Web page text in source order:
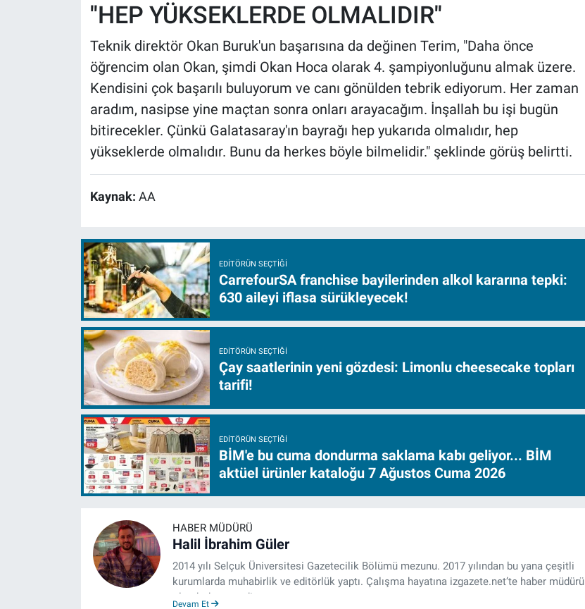
''HEP YÜKSEKLERDE OLMALIDIR''
Teknik direktör Okan Buruk'un başarısına da değinen Terim, "Daha önce
öğrencim olan Okan, şimdi Okan Hoca olarak 4. şampiyonluğunu almak üzere.
Kendisini çok başarılı buluyorum ve canı gönülden tebrik ediyorum. Her zaman
aradım, nasipse yine maçtan sonra onları arayacağım. İnşallah bu işi bugün
bitirecekler. Çünkü Galatasaray'ın bayrağı hep yukarıda olmalıdır, hep
yükseklerde olmalıdır. Bunu da herkes böyle bilmelidir." şeklinde görüş belirtti.
Kaynak: AA
EDITÖRÜN SEÇTIĞI
CarrefourSA franchise bayilerinden alkol kararına tepki:
630 aileyi iflasa sürükleyecek!
EDITÖRÜN SEÇTIĞI
Çay saatlerinin yeni gözdesi: Limonlu cheesecake topları
tarifi!
EDITÖRÜN SEÇTIĞI
BİM'e bu cuma dondurma saklama kabı geliyor... BİM
aktüel ürünler kataloğu 7 Ağustos Cuma 2026
HABER MÜDÜRÜ
Halil İbrahim Güler
2014 yılı Selçuk Üniversitesi Gazetecilik Bölümü mezunu. 2017 yılından bu yana çeşitli
kurumlarda muhabirlik ve editörlük yaptı. Çalışma hayatına izgazete.net’te haber müdürü
olarak devam ediyor.
Devam Et